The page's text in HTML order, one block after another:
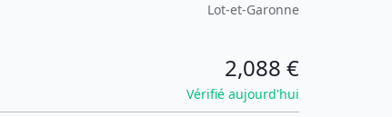
Lot-et-Garonne
2,088 €
Vérifié aujourd'hui